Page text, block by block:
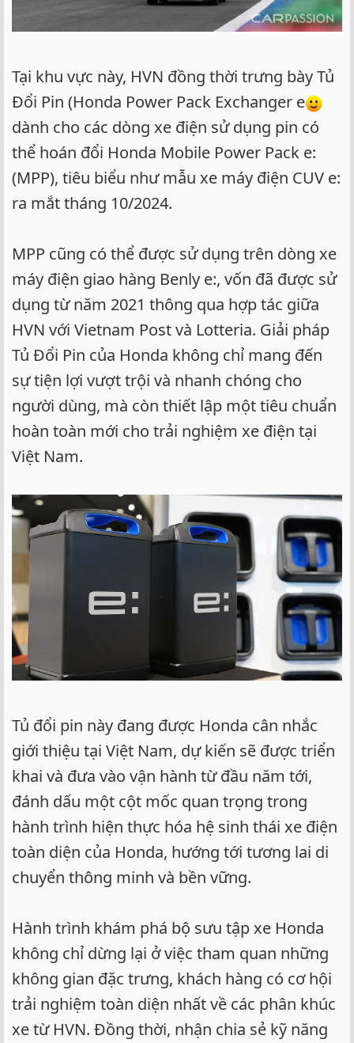
Tại khu vực này, HVN đồng thời trưng bày Tủ
Đổi Pin (Honda Power Pack Exchanger e
dành cho các dòng xe điện sử dụng pin có
thể hoán đổi Honda Mobile Power Pack e:
(MPP), tiêu biểu như mẫu xe máy điện CUV e:
ra mắt tháng 10/2024.
MPP cũng có thể được sử dụng trên dòng xe
máy điện giao hàng Benly e:, vốn đã được sử
dụng từ năm 2021 thông qua hợp tác giữa
HVN với Vietnam Post và Lotteria. Giải pháp
Tủ Đổi Pin của Honda không chỉ mang đến
sự tiện lợi vượt trội và nhanh chóng cho
người dùng, mà còn thiết lập một tiêu chuẩn
hoàn toàn mới cho trải nghiệm xe điện tại
Việt Nam.
Tủ đổi pin này đang được Honda cân nhắc
giới thiệu tại Việt Nam, dự kiến sẽ được triển
khai và đưa vào vận hành từ đầu năm tới,
đánh dấu một cột mốc quan trọng trong
hành trình hiện thực hóa hệ sinh thái xe điện
toàn diện của Honda, hướng tới tương lai di
chuyển thông minh và bền vững.
Hành trình khám phá bộ sưu tập xe Honda
không chỉ dừng lại ở việc tham quan những
không gian đặc trưng, khách hàng có cơ hội
trải nghiệm toàn diện nhất về các phân khúc
xe từ HVN. Đồng thời, nhận chia sẻ kỹ năng